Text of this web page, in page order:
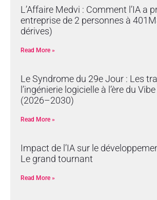
L’Affaire Medvi : Comment l’IA a
entreprise de 2 personnes à
dérives)
Read More »
Le Syndrome du 29e Jour : Les
l’ingénierie logicielle à l’ère du
(2026–2030)
Read More »
Impact de l’IA sur le
Le grand tournant
Read More »